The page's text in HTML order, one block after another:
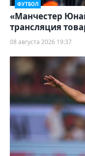
ФУТБОЛ
«Манчестер
трансляция
08 августа 2026 19:37